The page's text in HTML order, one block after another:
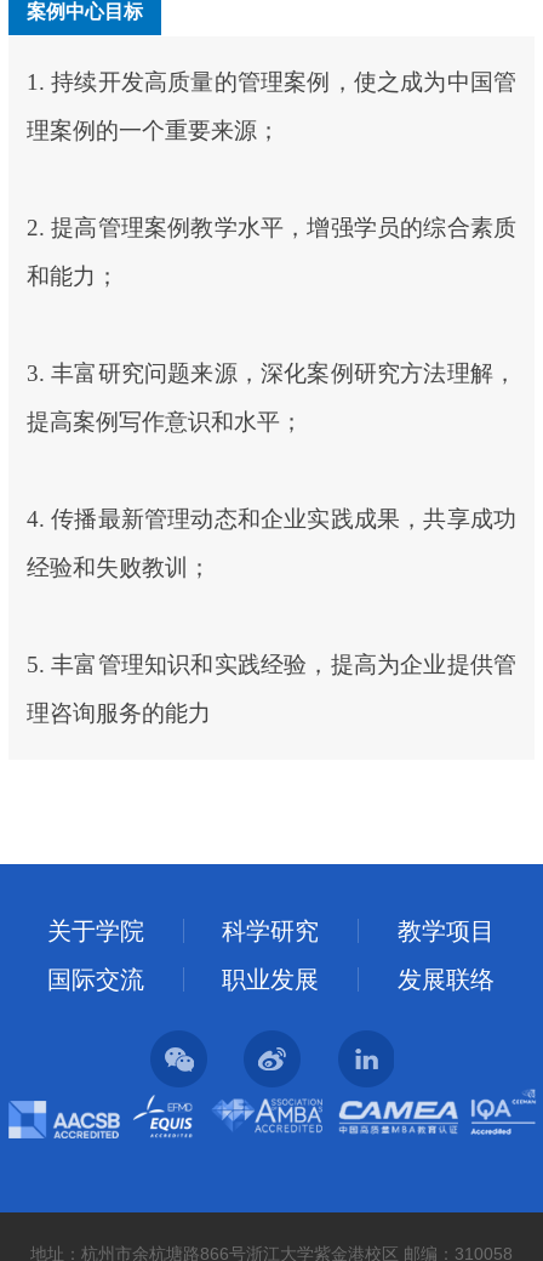
案例中心目标
1. 持续开发高质量的管理案例，使之成为中国管
理案例的一个重要来源；
2. 提高管理案例教学水平，增强学员的综合素质
和能力；
3. 丰富研究问题来源，深化案例研究方法理解，
提高案例写作意识和水平；
4. 传播最新管理动态和企业实践成果，共享成功
经验和失败教训；
5. 丰富管理知识和实践经验，提高为企业提供管
理咨询服务的能力
关于学院 科学研究
教学项目
国际交流
职业发展 发展联络
地址：杭州市余杭塘路866号浙江大学紫金港校区 邮编：310058